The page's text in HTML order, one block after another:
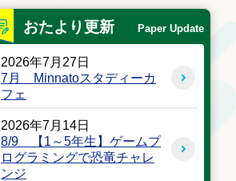
おたより更新 Paper Update
2026年7月27日
7月 Minnatoスタディーカ
フェ
2026年7月14日
8/9 【1～5年生】ゲームプ
ログラミングで恐竜チャレ
ンジ